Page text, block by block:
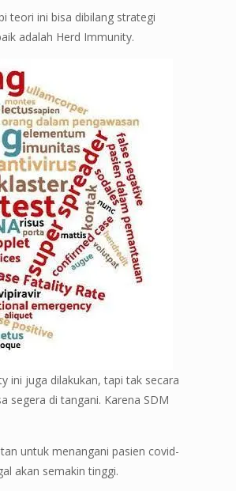
teori ini bisa dibilang strategi
adalah Herd Immunity.
ini juga dilakukan, tapi tak secara
segera di tangani. Karena SDM
untuk menangani pasien covid-
akan semakin tinggi.